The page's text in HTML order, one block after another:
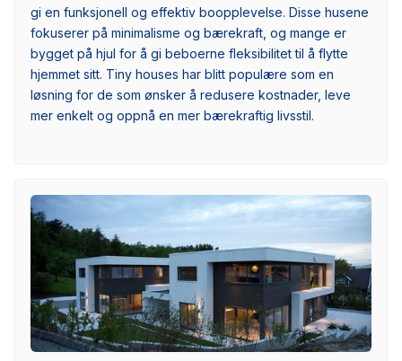
gi en funksjonell og effektiv boopplevelse. Disse husene
fokuserer på minimalisme og bærekraft, og mange er
bygget på hjul for å gi beboerne fleksibilitet til å flytte
hjemmet sitt. Tiny houses har blitt populære som en
løsning for de som ønsker å redusere kostnader, leve
mer enkelt og oppnå en mer bærekraftig livsstil.